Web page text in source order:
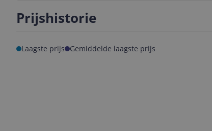
Prijshistorie
Laagste prijs Gemiddelde laagste prijs